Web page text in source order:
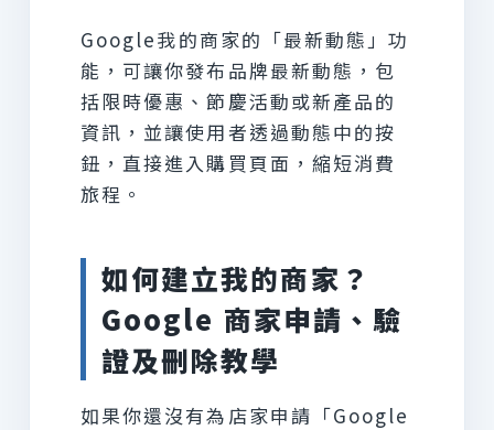
Google我的商家的「最新動態」功
能，可讓你發布品牌最新動態，包
括限時優惠、節慶活動或新產品的
資訊，並讓使用者透過動態中的按
鈕，直接進入購買頁面，縮短消費
旅程。
如何建立我的商家？
Google 商家申請、驗
證及刪除教學
如果你還沒有為店家申請「Google